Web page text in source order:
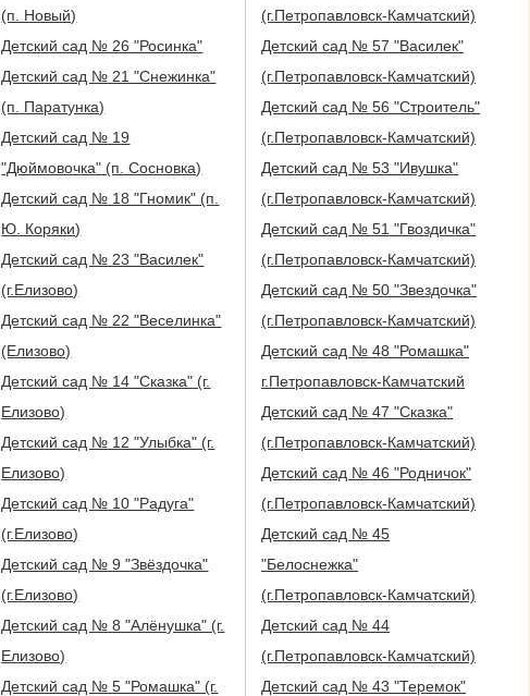
(п. Новый)
Детский сад № 26 "Росинка"
Детский сад № 21 "Снежинка"
(п. Паратунка)
Детский сад № 19
"Дюймовочка" (п. Сосновка)
Детский сад № 18 "Гномик" (п.
Ю. Коряки)
Детский сад № 23 "Василек"
(г.Елизово)
Детский сад № 22 "Веселинка"
(Елизово)
Детский сад № 14 "Сказка" (г.
Елизово)
Детский сад № 12 "Улыбка" (г.
Елизово)
Детский сад № 10 "Радуга"
(г.Елизово)
Детский сад № 9 "Звёздочка"
(г.Елизово)
Детский сад № 8 "Алёнушка" (г.
Елизово)
Детский сад № 5 "Ромашка" (г.
(г.Петропавловск-Камчатский)
Детский сад № 57 "Василек"
(г.Петропавловск-Камчатский)
Детский сад № 56 "Строитель"
(г.Петропавловск-Камчатский)
Детский сад № 53 "Ивушка"
(г.Петропавловск-Камчатский)
Детский сад № 51 "Гвоздичка"
(г.Петропавловск-Камчатский)
Детский сад № 50 "Звездочка"
(г.Петропавловск-Камчатский)
Детский сад № 48 "Ромашка"
г.Петропавловск-Камчатский
Детский сад № 47 "Сказка"
(г.Петропавловск-Камчатский)
Детский сад № 46 "Родничок"
(г.Петропавловск-Камчатский)
Детский сад № 45
"Белоснежка"
(г.Петропавловск-Камчатский)
Детский сад № 44
(г.Петропавловск-Камчатский)
Детский сад № 43 "Теремок"